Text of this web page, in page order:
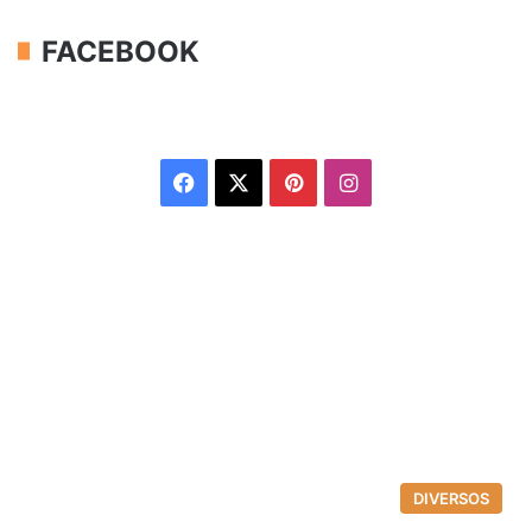
FACEBOOK
Facebook PinterestInstagram
DIVERSOS